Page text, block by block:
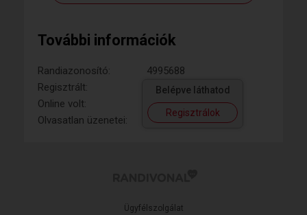
További információk
Randiazonosító:
4995688
Regisztrált:
Online volt:
Olvasatlan üzenetei:
Belépve láthatod
Regisztrálok
Ügyfélszolgálat